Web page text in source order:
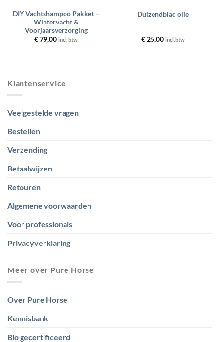
DIY Vachtshampoo Pakket –
Wintervacht &
Voorjaarsverzorging
€79,00 incl. btw
Duizendblad olie
€25,00 incl. btw
Klantenservice
Veelgestelde vragen
Bestellen
Verzending
Betaalwijzen
Retouren
Algemene voorwaarden
Voor professionals
Privacyverklaring
Meer over Pure Horse
Over Pure Horse
Kennisbank
Bio gecertificeerd